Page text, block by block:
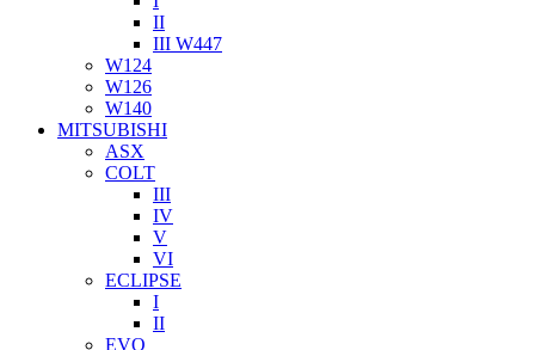
II
III W447
W124
W126
W140
MITSUBISHI
ASX
COLT
III
IV
V
VI
ECLIPSE
I
II
EVO